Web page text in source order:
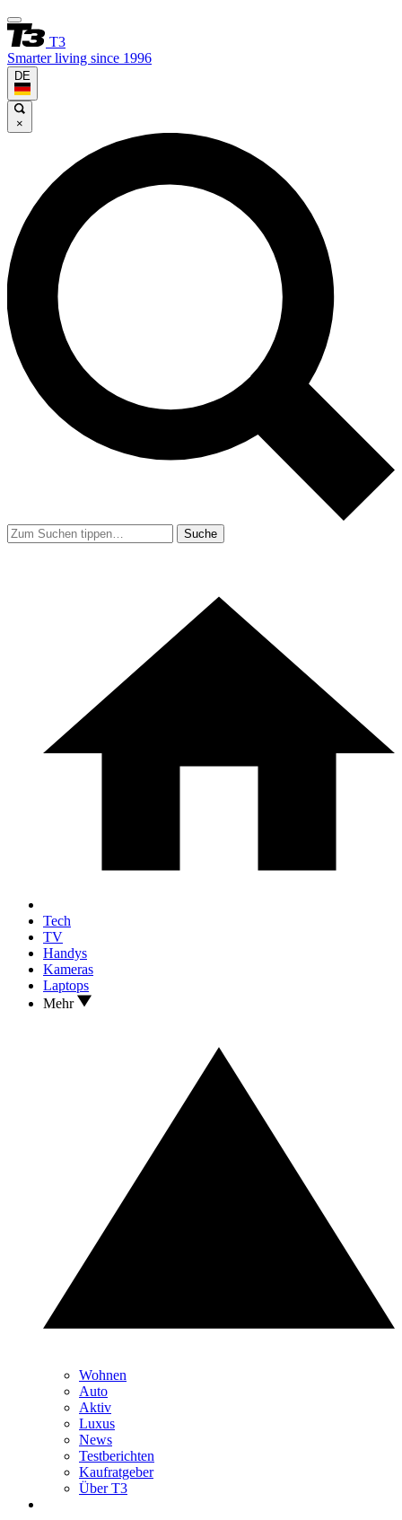
T3
Smarter living since 1996
DE
×
Suche
Tech
TV
Handys
Kameras
Laptops
Mehr
Wohnen
Auto
Aktiv
Luxus
News
Testberichten
Kaufratgeber
Über T3